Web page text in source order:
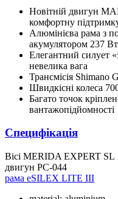
Новітній двигун
комфортну
Алюмінієва рама з
акумулятором 237
Елегантний силует
невелика вага
Трансмісія Shimano
Швидкісні колеса
Багато точок
вантажопідйомності
Специфікація
Вісі MERIDA EXPERT SL
двигун PC-044
рама eSILEX LITE III